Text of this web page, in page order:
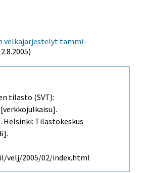
velkajärjestelyt tammi-
tilasto (SVT):
Helsinki: Tilastokeskus
2005/02/index.html